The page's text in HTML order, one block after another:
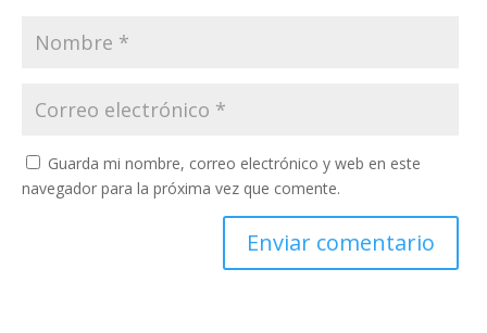
Guarda mi nombre, correo electrónico y web en este
navegador para la próxima vez que comente.